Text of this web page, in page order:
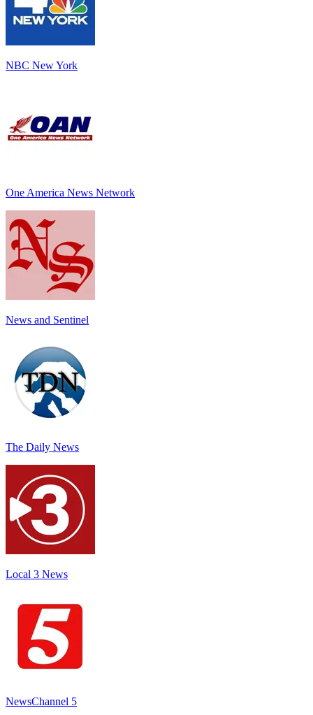
NBC New York
One America News Network
News and Sentinel
The Daily News
Local 3 News
NewsChannel 5